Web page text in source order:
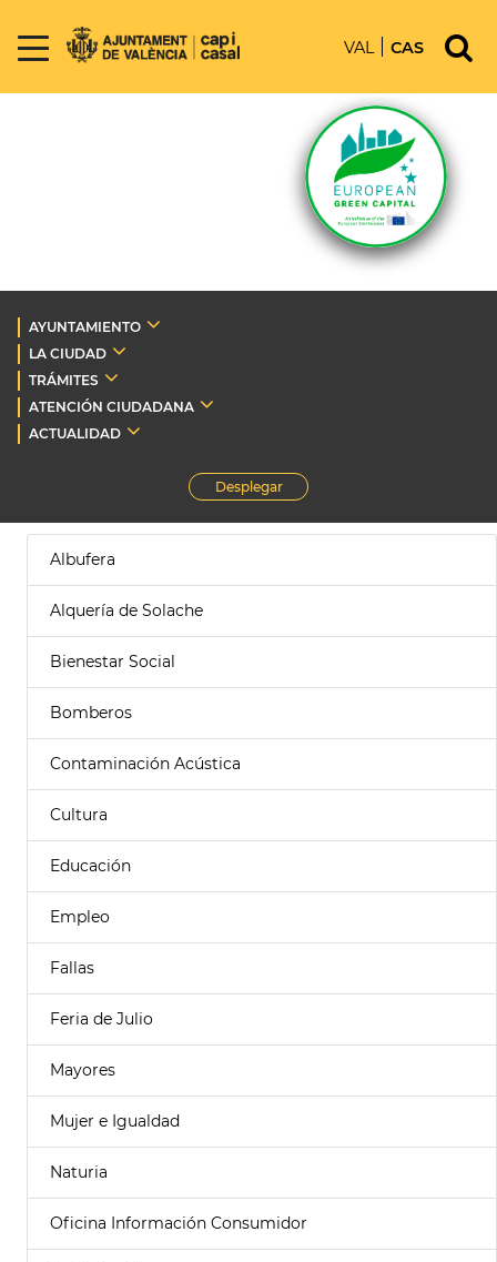
VAL CAS
AYUNTAMIENTO
LA CIUDAD
TRÁMITES
ATENCIÓN CIUDADANA
ACTUALIDAD
Desplegar
Albufera
Alquería de Solache
Bienestar Social
Bomberos
Contaminación Acústica
Cultura
Educación
Empleo
Fallas
Feria de Julio
Mayores
Mujer e Igualdad
Naturia
Oficina Información Consumidor